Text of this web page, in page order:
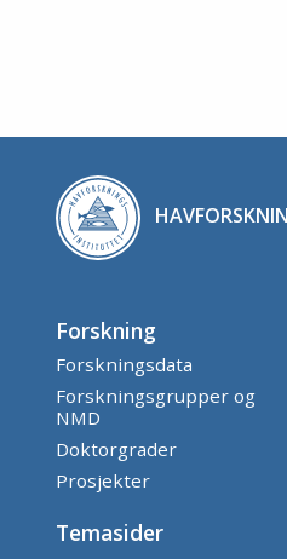
Forskning
Forskningsdata
Forskningsgrupper og
NMD
Doktorgrader
Prosjekter
Temasider